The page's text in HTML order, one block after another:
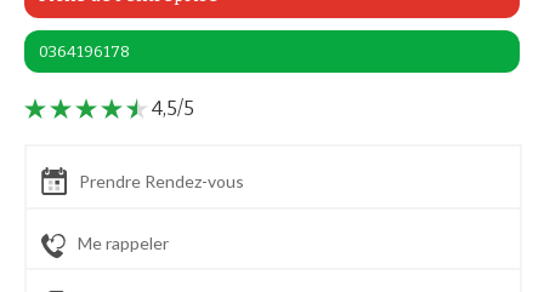
0364196178
4,5/5
Prendre Rendez-vous
Me rappeler